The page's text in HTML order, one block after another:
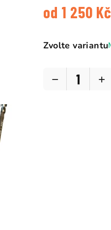
od 1 250 Kč
cena:
Zvolte variantu
+
−